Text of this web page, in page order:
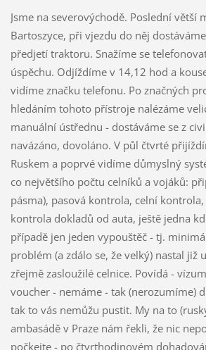
Jsme na severovýchodě. Poslední větší
Bartoszyce, při vjezdu do něj
předjetí traktoru. Snažíme se
úspěchu. Odjíždíme v 14,12 hod a
vidíme značku telefonu. Po značných
hledáním tohoto přístroje nalézáme
manuální ústřednu - dostáváme se z
navázáno, dovoláno. V půl čtvrté
Ruskem a poprvé vidíme důmyslný
co největšího počtu celníků a vojáků:
pásma), pasová kontrola, celní
kontrola dokladů od auta, ještě jedna
případě jen jeden vypouštěč - tj.
problém (a zdálo se, že velký) nastal již
zřejmě zasloužilé celnice. Povídá -
voucher - nemáme - tak (nerozumíme)
tak to vás nemůžu pustit. My na to
ambasádě v Praze nám řekli, že nic
počkejte - po čtvrthodinovém